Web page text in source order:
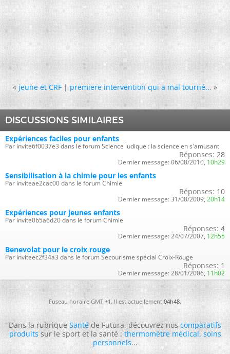
« jeune et CRF|premiere intervention qui a mal tourné... »
DISCUSSIONS SIMILAIRES
Expériences faciles pour enfants
Par invite6f0037e3 dans le forum Science ludique : la science en s'amusant
Réponses: 28
Dernier message: 06/08/2010, 10h29
Sensibilisation à la chimie pour les enfants
Par inviteae2cac00 dans le forum Chimie
Réponses: 10
Dernier message: 31/08/2009, 20h14
Expériences pour jeunes enfants
Par invite0b5a6d20 dans le forum Chimie
Réponses: 4
Dernier message: 24/07/2007, 12h55
Benevolat pour le croix rouge
Par inviteec2f34a3 dans le forum Secourisme spécial Croix-Rouge
Réponses: 1
Dernier message: 28/01/2006, 11h02
Fuseau horaire GMT +1. Il est actuellement04h48.
Dans la rubriqueSantéde Futura, découvrez noscomparatifs
produitssur le sport et la santé :thermomètre médical,soins
personnels...